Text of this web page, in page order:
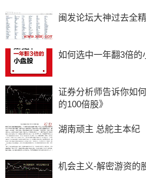
闽发论坛大神过去全
如何选中一年翻3倍的
证券分析师告诉你如
的100倍股》
湖南顽主 总舵主本纪
机会主义-解密游资的